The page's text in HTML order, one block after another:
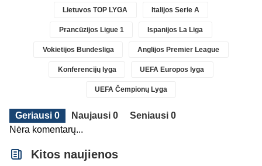
Lietuvos TOP LYGA Italijos Serie A
Prancūzijos Ligue 1 Ispanijos La Liga
Vokietijos Bundesliga Anglijos Premier League
Konferencijų lyga UEFA Europos lyga
UEFA Čempionų Lyga
Geriausi 0 Naujausi 0
Seniausi 0
Nėra komentarų...
Kitos naujienos